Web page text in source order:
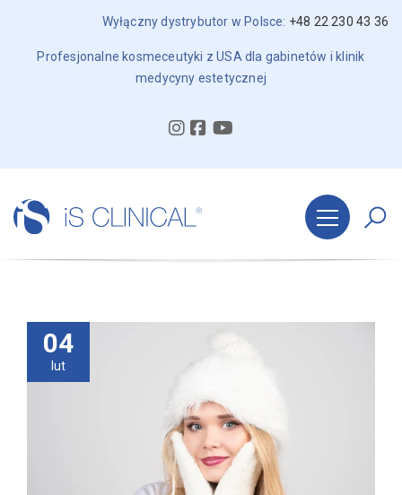
Wyłączny dystrybutor w Polsce: +48 22 230 43 36
Profesjonalne kosmeceutyki z USA dla gabinetów i klinik
medycyny estetycznej
04
lut